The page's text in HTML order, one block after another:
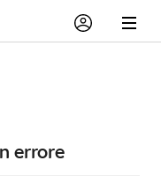
errore